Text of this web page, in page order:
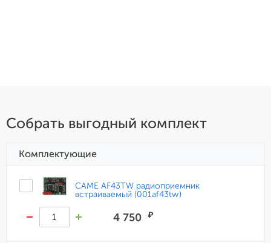
Собрать выгодный комплект
Комплектующие
CAME AF43TW радиоприемник
встраиваемый (001af43tw)
4 750 ₽